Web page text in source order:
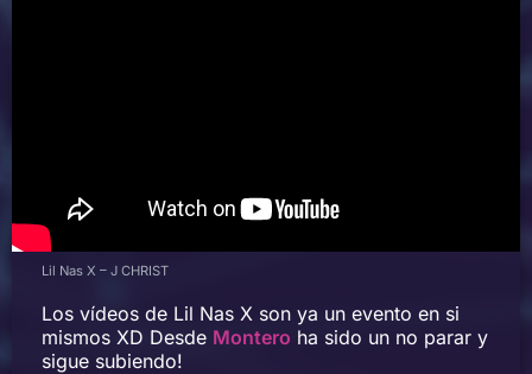
Lil Nas X – J CHRIST
Los vídeos de Lil Nas X son ya un evento en si
mismos XD Desde Montero ha sido un no parar y
sigue subiendo!